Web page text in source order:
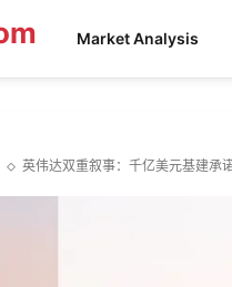
Market Analysis
英伟达双重叙事：千亿美元基建承